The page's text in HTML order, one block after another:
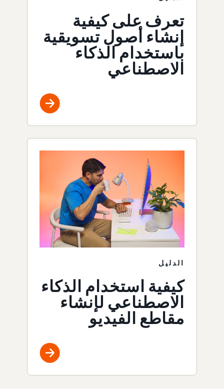
تعرف على كيفية
إنشاء أصول تسويقية
باستخدام الذكاء
الاصطناعي
الدليل
كيفية استخدام الذكاء
الاصطناعي لإنشاء
مقاطع الفيديو